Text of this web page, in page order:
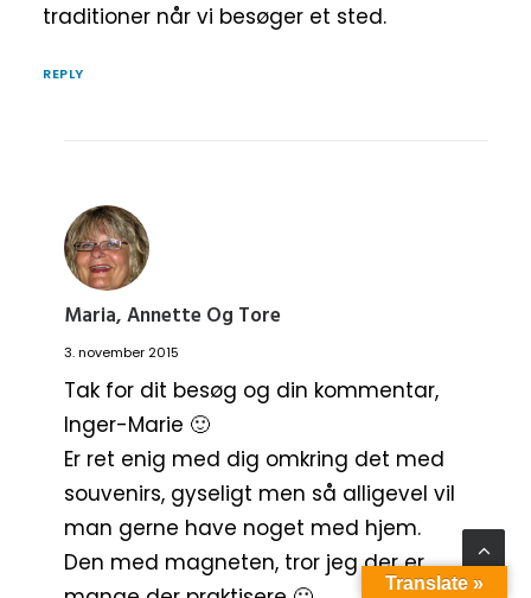
traditioner når vi besøger et sted.
REPLY
Maria, Annette Og Tore
3. november 2015
Tak for dit besøg og din kommentar,
Inger-Marie 🙂
Er ret enig med dig omkring det med
souvenirs, gyseligt men så alligevel vil
man gerne have noget med hjem.
Den med magneten, tror jeg der er
Translate »